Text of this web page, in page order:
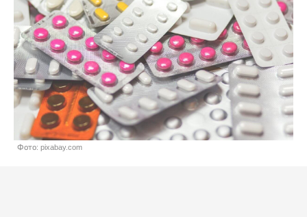
Фото: pixabay.com